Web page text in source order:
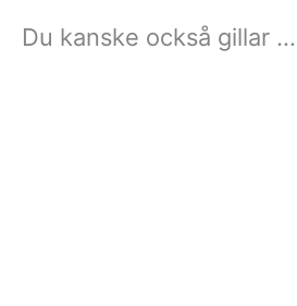
Du kanske också gillar …